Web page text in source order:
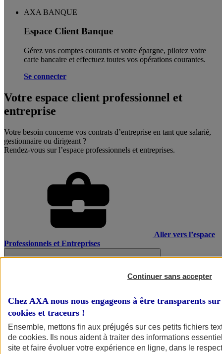
AXA BANQUE
Espace Client Banque
Gérez vos comptes courants et votre épargne, pilotez votre
carte bancaire et effectuez toutes vos opérations courantes.
Se connecter
Votre espace client professionnel et
entreprise
Votre besoin concerne vos contrats d’entreprise en tant que salarié,
gestionnaire ou dirigeant ?
Rendez-vous sur l’espace professionnels et entreprises.
Aller vers l’espace
Professionnels et Entreprises
Continuer sans accepter
Chez AXA nous nous engageons à être transparents
cookies et traceurs !
Ensemble, mettons fin aux préjugés sur ces petits fichiers
de cookies. Ils nous aident à traiter des informations
site et faire évoluer votre expérience en ligne, dans le